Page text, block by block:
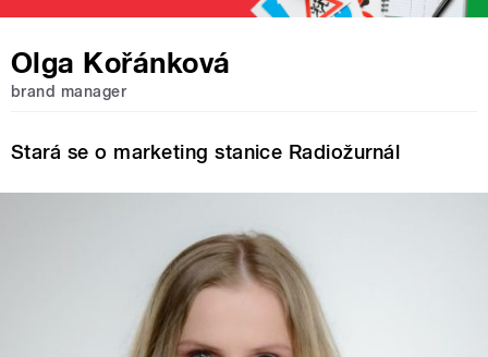
Olga Kořánková
brand manager
Stará se o marketing stanice Radiožurnál